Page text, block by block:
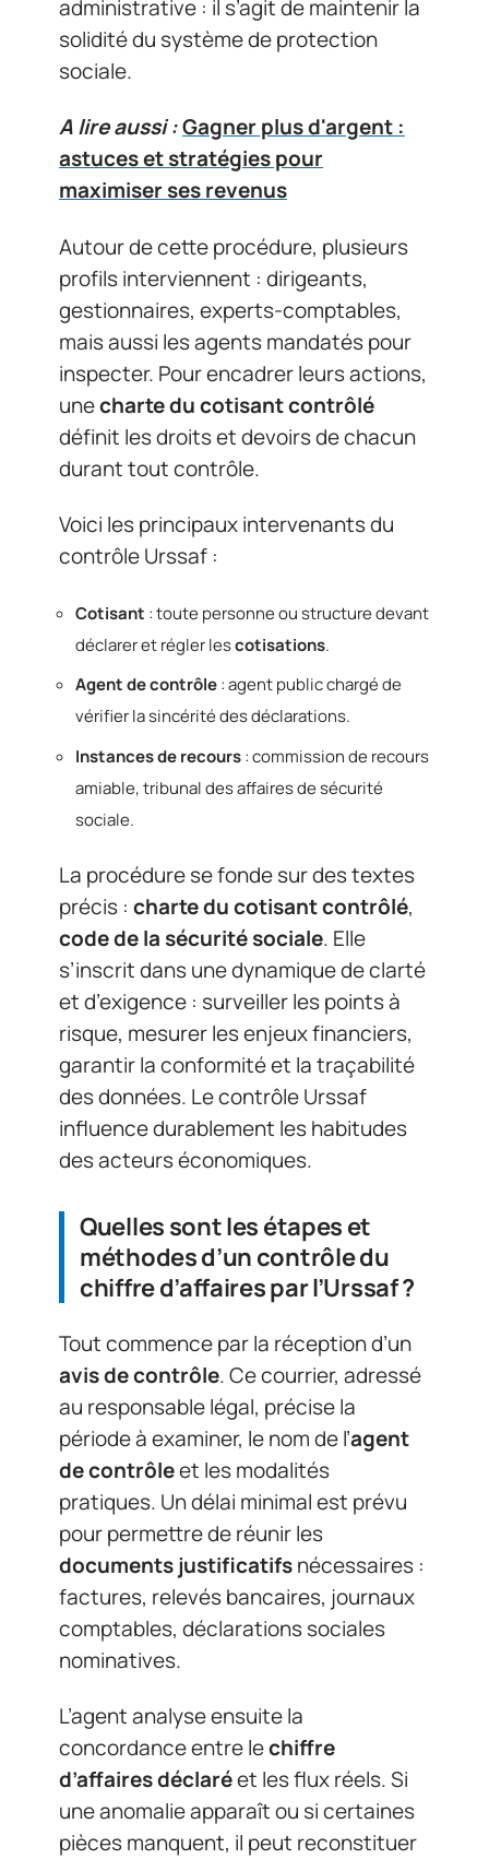
administrative : il s’agit de maintenir la
solidité du système de protection
sociale.
A lire aussi :Gagner plus d'argent :
astuces et stratégies pour
maximiser ses revenus
Autour de cette procédure, plusieurs
profils interviennent : dirigeants,
gestionnaires, experts-comptables,
mais aussi les agents mandatés pour
inspecter. Pour encadrer leurs actions,
unecharte du cotisant contrôlé
définit les droits et devoirs de chacun
durant tout contrôle.
Voici les principaux intervenants du
contrôle Urssaf :
Cotisant : toute personne ou structure devant
déclarer et régler lescotisations.
Agent de contrôle: agent public chargé de
vérifier la sincérité des déclarations.
Instances de recours: commission de recours
amiable, tribunal des affaires de sécurité
sociale.
La procédure se fonde sur des textes
précis : charte du cotisant contrôlé,
code de la sécurité sociale. Elle
s’inscrit dans une dynamique de clarté
et d’exigence : surveiller les points à
risque, mesurer les enjeux financiers,
garantir la conformité et la traçabilité
des données. Le contrôle Urssaf
influence durablement les habitudes
des acteurs économiques.
Quelles sont les étapes et
méthodes d’un contrôle du
chiffre d’affaires par l’Urssaf ?
Tout commence par la réception d’un
avis de contrôle. Ce courrier, adressé
au responsable légal, précise la
période à examiner, le nom de l’agent
de contrôleet les modalités
pratiques. Un délai minimal est prévu
pour permettre de réunir les
documents justificatifsnécessaires :
factures, relevés bancaires, journaux
comptables, déclarations sociales
nominatives.
L’agent analyse ensuite la
concordance entre lechiffre
d’affaires déclaréet les flux réels. Si
une anomalie apparaît ou si certaines
pièces manquent, il peut reconstituer